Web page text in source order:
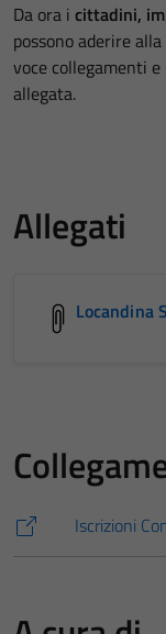
Da ora i cittadini,
possono aderire
voce collegamenti
allegata.
Allegati
Locandina
Iscrizioni